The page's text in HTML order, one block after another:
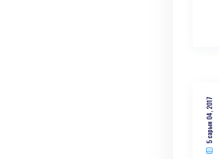
5 сарын 04, 2017